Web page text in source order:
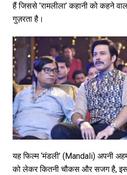
हैं जिससे ’रामलीला’ कहानी को कहने
गुज़रता है।
यह फिल्म ‘मंडली’ (Mandali) अपनी
को लेकर कितनी चौकस और सजग है,